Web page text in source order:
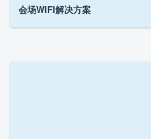
会场WIFI解决方案